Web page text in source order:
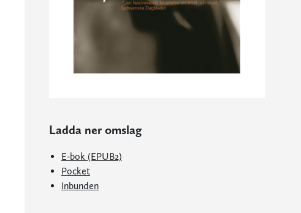
Ladda ner omslag
E-bok (EPUB2)
Pocket
Inbunden